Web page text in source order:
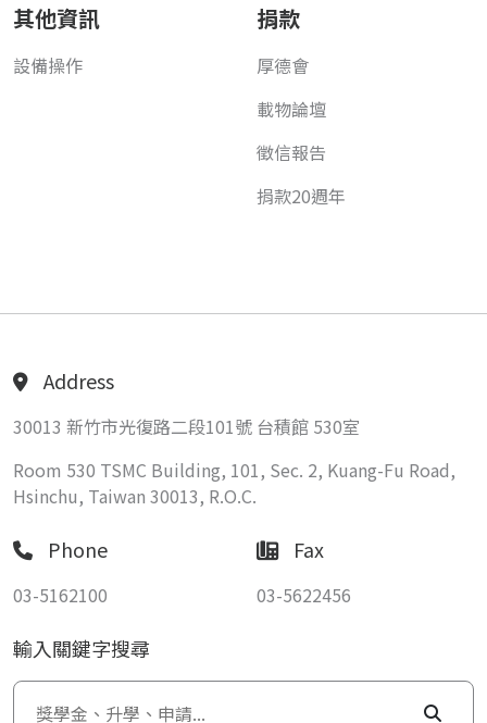
其他資訊
設備操作
捐款
厚德會
載物論壇
徵信報告
捐款20週年
Address
30013 新竹市光復路二段101號 台積館 530室
Room 530 TSMC Building, 101, Sec. 2, Kuang-Fu Road,
Hsinchu, Taiwan 30013, R.O.C.
Phone
03-5162100
Fax
03-5622456
輸入關鍵字搜尋